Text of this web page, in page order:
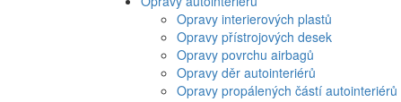
Opravy interierových plastů
Opravy přístrojových desek
Opravy povrchu airbagů
Opravy děr autointeriérů
Opravy propálených částí autointeriérů